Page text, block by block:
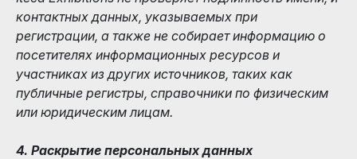
контактных данных, указываемых при
регистрации, а также не собирает информацию о
посетителях информационных ресурсов и
участниках из других источников, таких как
публичные регистры, справочники по физическим
или юридическим лицам.
4. Раскрытие персональных данных